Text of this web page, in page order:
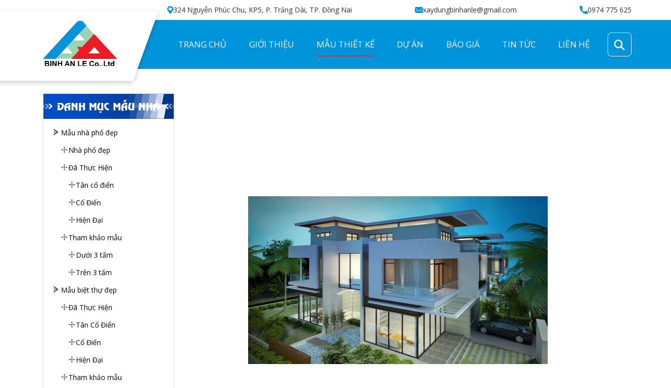
324 Nguyễn Phúc Chu, KP5, P. Trảng Dài, TP. Đồng Nai xaydungbinhanle@gmail.com 0974 775 625
TRANG CHỦ GIỚI THIỆU MẪU THIẾT KẾ DỰ ÁN BÁO GIÁ TIN TỨC LIÊN HỆ
DANH MỤC MẪU NHÀ
Mẫu nhà phố đẹp
Nhà phố đẹp
Đã Thực Hiện
Tân cổ điển
Cổ Điển
Hiện Đại
Tham khảo mẫu
Dưới 3 tấm
Trên 3 tấm
Mẫu biệt thự đẹp
Đã Thực Hiện
Tân Cổ Điển
Cổ Điển
Hiện Đại
Tham khảo mẫu